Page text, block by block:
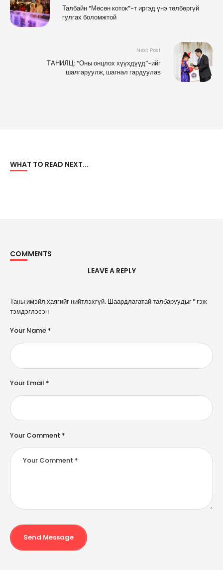
Талбайн “Мөсөн коток”-т иргэд үнэ төлбөргүй
гулгах боломжтой
Next Post
ТАНИЛЦ: “Оны онцлох хүүхдүүд”-ийг
шалгаруулж, шагнал гардуулав
WHAT TO READ NEXT...
COMMENTS
LEAVE A REPLY
Таны имэйл хаягийг нийтлэхгүй. Шаардлагатай талбаруудыг*гэж
тэмдэглэсэн
Your Comment *
Your Name *
Your Email *
Send Message
A
l
e
n
a
ti
e